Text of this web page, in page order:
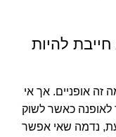
להיות
זה אופניים. אך אי
כאשר לשוק
נדמה שאי אפשר